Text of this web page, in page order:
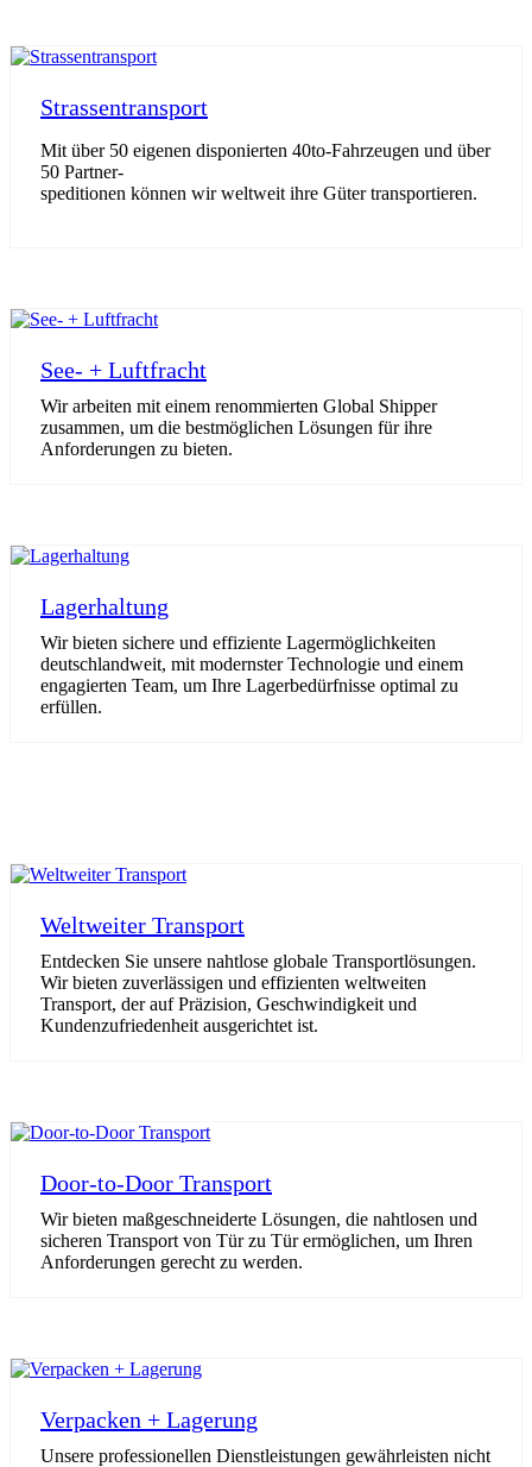
Strassentransport
Mit über 50 eigenen disponierten 40to-Fahrzeugen und über
50 Partner-
speditionen können wir weltweit ihre Güter transportieren.
See- + Luftfracht
Wir arbeiten mit einem renommierten Global Shipper
zusammen, um die bestmöglichen Lösungen für ihre
Anforderungen zu bieten.
Lagerhaltung
Wir bieten sichere und effiziente Lagermöglichkeiten
deutschlandweit, mit modernster Technologie und einem
engagierten Team, um Ihre Lagerbedürfnisse optimal zu
erfüllen.
Weltweiter Transport
Entdecken Sie unsere nahtlose globale Transportlösungen.
Wir bieten zuverlässigen und effizienten weltweiten
Transport, der auf Präzision, Geschwindigkeit und
Kundenzufriedenheit ausgerichtet ist.
Door-to-Door Transport
Wir bieten maßgeschneiderte Lösungen, die nahtlosen und
sicheren Transport von Tür zu Tür ermöglichen, um Ihren
Anforderungen gerecht zu werden.
Verpacken + Lagerung
Unsere professionellen Dienstleistungen gewährleisten nicht